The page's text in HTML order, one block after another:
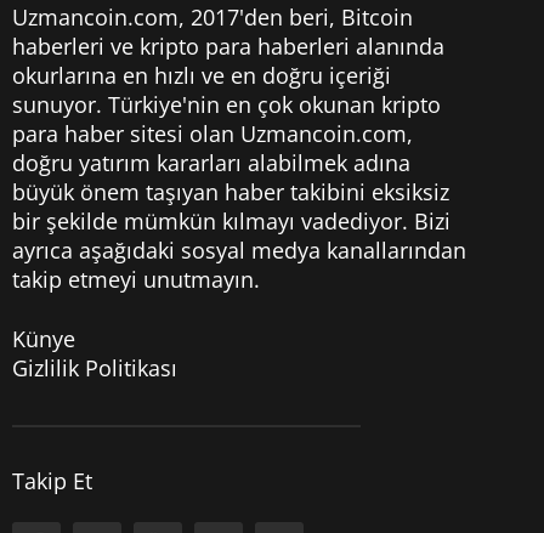
Uzmancoin.com, 2017'den beri, Bitcoin
haberleri ve kripto para haberleri alanında
okurlarına en hızlı ve en doğru içeriği
sunuyor. Türkiye'nin en çok okunan kripto
para haber sitesi olan Uzmancoin.com,
doğru yatırım kararları alabilmek adına
büyük önem taşıyan haber takibini eksiksiz
bir şekilde mümkün kılmayı vadediyor. Bizi
ayrıca aşağıdaki sosyal medya kanallarından
takip etmeyi unutmayın.
Künye
Gizlilik Politikası
Takip Et